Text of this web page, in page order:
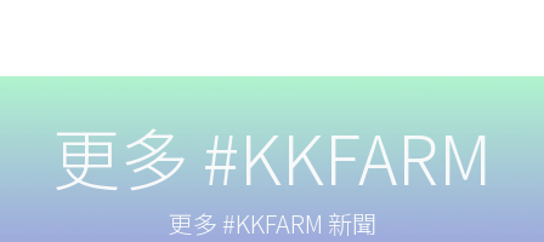
更多 #KKFARM
更多 #KKFARM 新聞